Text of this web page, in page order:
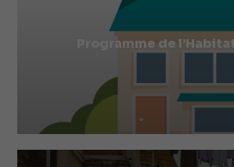
Programme de l’Habitat